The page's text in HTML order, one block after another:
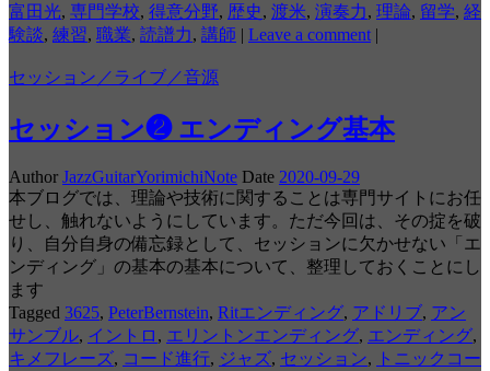
富田光, 専門学校, 得意分野, 歴史, 渡米, 演奏力, 理論, 留学, 経
験談, 練習, 職業, 読譜力, 講師 | Leave a comment |
セッション／ライブ／音源
セッション❷ エンディング基本
Author JazzGuitarYorimichiNote Date 2020-09-29
本ブログでは、理論や技術に関することは専門サイトにお任
せし、触れないようにしています。ただ今回は、その掟を破
り、自分自身の備忘録として、セッションに欠かせない「エ
ンディング」の基本の基本について、整理しておくことにし
ます
Tagged 3625, PeterBernstein, Ritエンディング, アドリブ, アン
サンブル, イントロ , エリントンエンディング, エンディング,
キメフレーズ, コード進行, ジャズ, セッション,
トニックコー